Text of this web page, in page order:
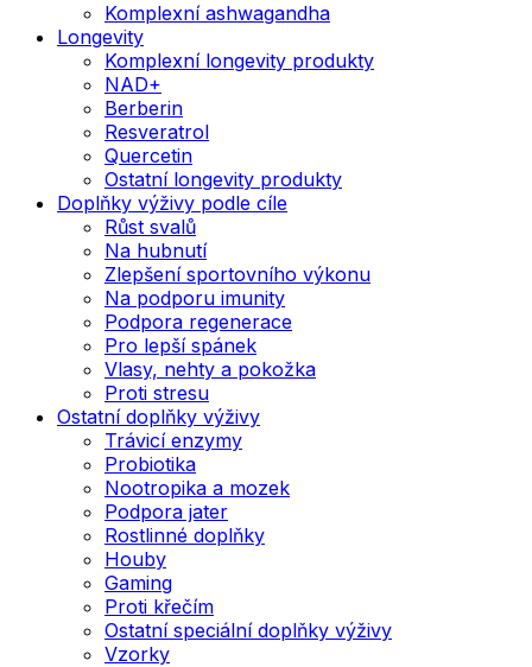
Komplexní ashwagandha
Longevity
Komplexní longevity produkty
NAD+
Berberin
Resveratrol
Quercetin
Ostatní longevity produkty
Doplňky výživy podle cíle
Růst svalů
Na hubnutí
Zlepšení sportovního výkonu
Na podporu imunity
Podpora regenerace
Pro lepší spánek
Vlasy, nehty a pokožka
Proti stresu
Ostatní doplňky výživy
Trávicí enzymy
Probiotika
Nootropika a mozek
Podpora jater
Rostlinné doplňky
Houby
Gaming
Proti křečím
Ostatní speciální doplňky výživy
Vzorky